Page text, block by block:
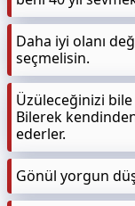
Daha iyi olanı
seçmelisin.
Üzüleceğinizi
Bilerek
ederler.
Gönül yorgun